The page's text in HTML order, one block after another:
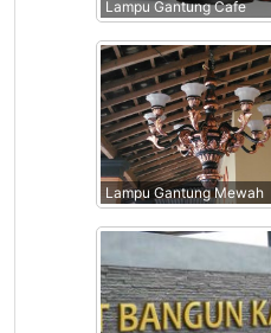
Lampu Gantung Cafe
Lampu Gantung Mewah